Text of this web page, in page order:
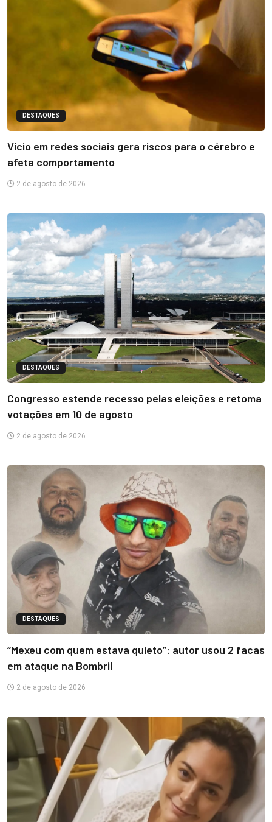
DESTAQUES
Vício em redes sociais gera riscos para o cérebro e
afeta comportamento
2 de agosto de 2026
DESTAQUES
Congresso estende recesso pelas eleições e retoma
votações em 10 de agosto
2 de agosto de 2026
DESTAQUES
“Mexeu com quem estava quieto”: autor usou 2 facas
em ataque na Bombril
2 de agosto de 2026